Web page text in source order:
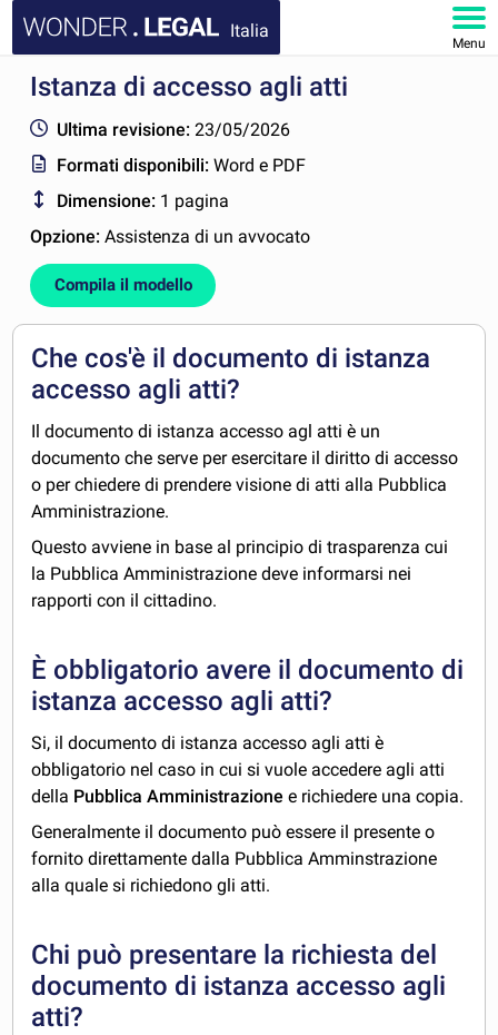
Italia
Menu
HOMEPAGE
DOCUMENTI
FAQ
IL MIO ACCOUNT
Istanza di accesso agli atti
Ultima revisione: 23/05/2026
Formati disponibili:Word e PDF
Dimensione: 1 pagina
Opzione:Assistenza di un avvocato
Compila il modello
Che cos'è il documento di istanza
accesso agli atti?
Il documento di istanza accesso agl atti è un
documento che serve per esercitare il diritto di accesso
o per chiedere di prendere visione di atti alla Pubblica
Amministrazione.
Questo avviene in base al principio di trasparenza cui
la Pubblica Amministrazione deve informarsi nei
rapporti con il cittadino.
È obbligatorio avere il documento di
istanza accesso agli atti?
Si, il documento di istanza accesso agli atti è
obbligatorio nel caso in cui si vuole accedere agli atti
della Pubblica Amministrazione e richiedere una copia.
Generalmente il documento può essere il presente o
fornito direttamente dalla Pubblica Amminstrazione
alla quale si richiedono gli atti.
Chi può presentare la richiesta del
documento di istanza accesso agli
atti?